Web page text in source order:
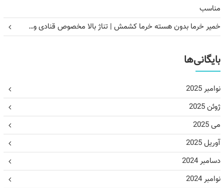
مناسب
خمیر خرما بدون هسته خرما کشمش | تناژ بالا مخصوص قنادی و…
بایگانی‌ها
نوامبر 2025
ژوئن 2025
می 2025
آوریل 2025
دسامبر 2024
نوامبر 2024